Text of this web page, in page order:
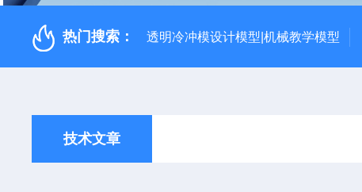
热门搜索： 透明冷冲模设计模型|机械教学模型
技术文章